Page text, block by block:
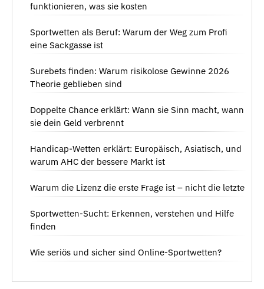
funktionieren, was sie kosten
Sportwetten als Beruf: Warum der Weg zum Profi
eine Sackgasse ist
Surebets finden: Warum risikolose Gewinne 2026
Theorie geblieben sind
Doppelte Chance erklärt: Wann sie Sinn macht, wann
sie dein Geld verbrennt
Handicap-Wetten erklärt: Europäisch, Asiatisch, und
warum AHC der bessere Markt ist
Warum die Lizenz die erste Frage ist – nicht die letzte
Sportwetten-Sucht: Erkennen, verstehen und Hilfe
finden
Wie seriös und sicher sind Online-Sportwetten?